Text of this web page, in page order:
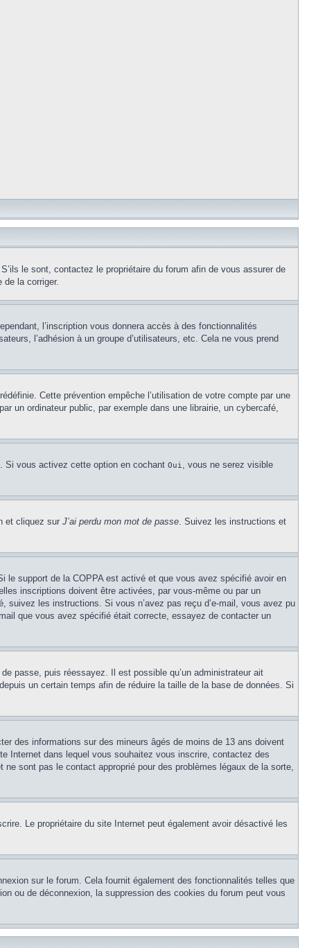
le sont, contactez le propriétaire du forum afin de vous assurer de
de la corriger.
l’inscription vous donnera accès à des fonctionnalités
l’adhésion à un groupe d’utilisateurs, etc. Cela ne vous prend
Cette prévention empêche l’utilisation de votre compte par une
un ordinateur public, par exemple dans une librairie, un cybercafé,
. Si vous activez cette option en cochant Oui , vous ne serez visible
et cliquez sur J’ai perdu mon mot de passe. Suivez les instructions et
le support de la COPPA est activé et que vous avez spécifié avoir en
inscriptions doivent être activées, par vous-même ou par un
les instructions. Si vous n’avez pas reçu d’e-mail, vous avez pu
que vous avez spécifié était correcte, essayez de contacter un
passe, puis réessayez. Il est possible qu’un administrateur ait
un certain temps afin de réduire la taille de la base de données. Si
des informations sur des mineurs âgés de moins de 13 ans doivent
Internet dans lequel vous souhaitez vous inscrire, contactez des
sont pas le contact approprié pour des problèmes légaux de la sorte,
Le propriétaire du site Internet peut également avoir désactivé les
sur le forum. Cela fournit également des fonctionnalités telles que
ou de déconnexion, la suppression des cookies du forum peut vous